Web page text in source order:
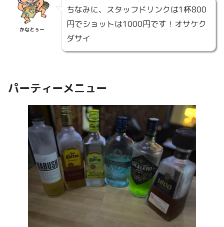
かなとぅー
ちなみに、スタッフドリンクは1杯800
円でショットは1000円です！オサケク
ダサイ
パーティーメニュー